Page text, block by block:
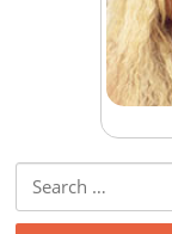
Search for: